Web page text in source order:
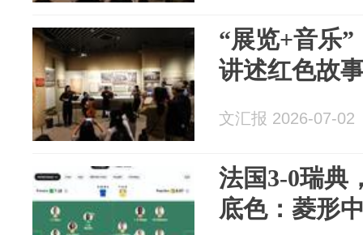
“展览+音乐
讲述红色故
文汇报 2026-07-02
法国3-0瑞典
底色：菱形